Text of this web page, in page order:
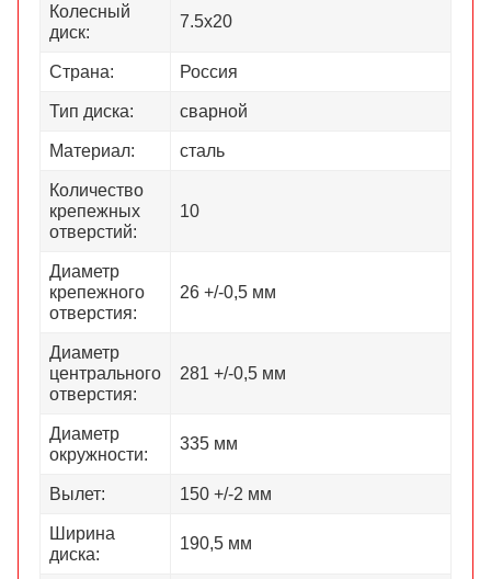
Колесный
диск:
7.5х20
Страна: Россия
Тип диска: сварной
Материал: сталь
Количество
крепежных
отверстий:
10
Диаметр
крепежного
отверстия:
26 +/-0,5 мм
Диаметр
центрального
отверстия:
281 +/-0,5 мм
Диаметр
окружности:
335 мм
Вылет: 150 +/-2 мм
Ширина
диска:
190,5 мм